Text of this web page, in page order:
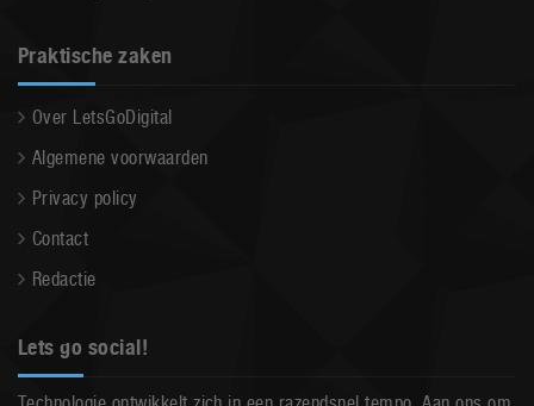
Praktische zaken
Over LetsGoDigital
Algemene voorwaarden
Privacy policy
Contact
Redactie
Lets go social!